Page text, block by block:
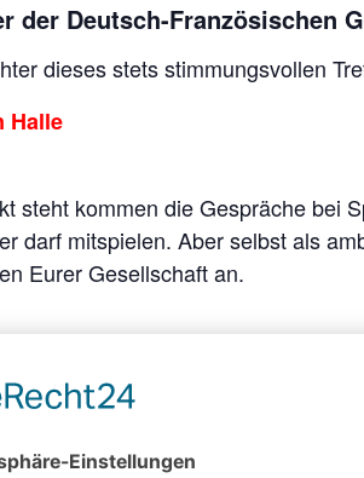
der Deutsch-Französischen
dieses stets stimmungsvollen
Halle
steht kommen die Gespräche bei
darf mitspielen. Aber selbst als
Eurer Gesellschaft an.
VERANSTALTER